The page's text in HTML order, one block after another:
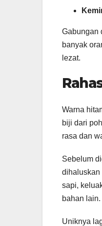
Gabungan
banyak
lezat.
Warna
biji dari
rasa dan
Sebelum
dihaluskan
sapi,
bahan lain.
Uniknya